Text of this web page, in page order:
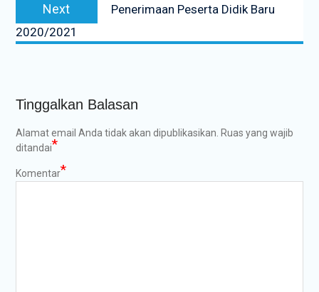
Next
post:
Penerimaan Peserta Didik Baru
2020/2021
Tinggalkan Balasan
Alamat email Anda tidak akan dipublikasikan. Ruas yang wajib
ditandai*
Komentar*